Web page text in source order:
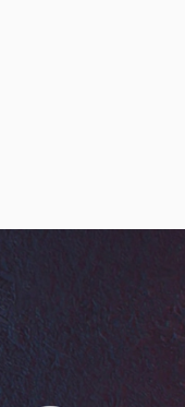
закрити в'їзд до